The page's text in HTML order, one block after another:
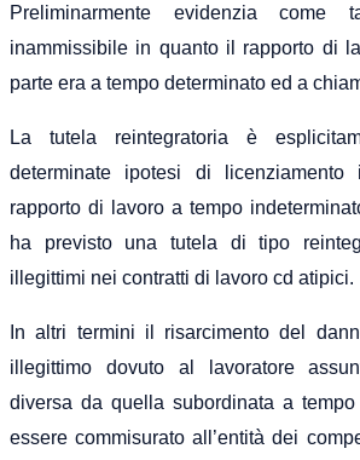
Preliminarmente evidenzia come
inammissibile in quanto il rapporto di
parte era a tempo determinato ed a
La tutela reintegratoria è
determinate ipotesi di
rapporto di lavoro a tempo
ha previsto una tutela di tipo
illegittimi nei contratti di lavoro cd atipici.
In altri termini i l risarcimento del
illegittimo dovuto al lavoratore
diversa da quella subordinata a tempo
essere commisurato all’entità dei